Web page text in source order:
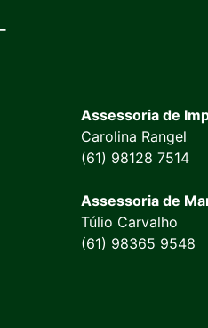
Assessoria de
Carolina Rangel
(61) 98128 7514
Assessoria de
Túlio Carvalho
(61) 98365 9548